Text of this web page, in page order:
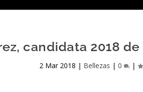
candidata 2018
2 Mar 2018 | Bellezas | 0 |